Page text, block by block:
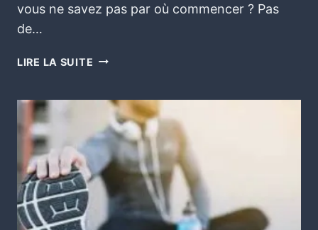
vous ne savez pas par où commencer ? Pas
de…
LIRE LA SUITE